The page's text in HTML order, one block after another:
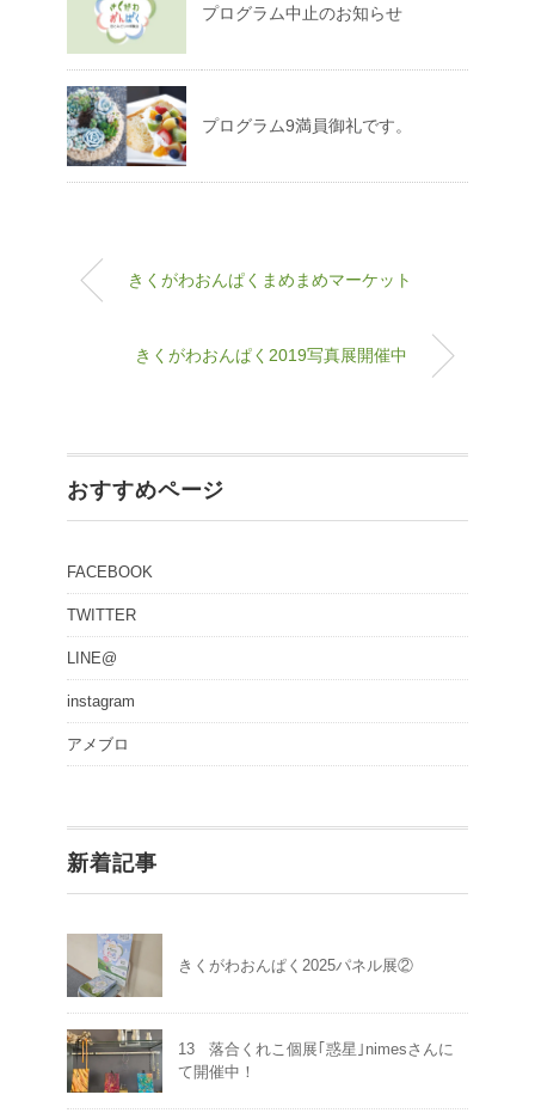
プログラム中止のお知らせ
プログラム9満員御礼です。
きくがわおんぱくまめまめマーケット
きくがわおんぱく2019写真展開催中
おすすめページ
FACEBOOK
TWITTER
LINE@
instagram
アメブロ
新着記事
きくがわおんぱく2025パネル展②
13 落合くれこ個展｢惑星｣nimesさんに
て開催中！